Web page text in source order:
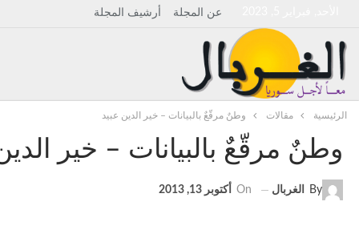
عن المجلة أرشيف المجلة
الرئيسية مقالات وطنٌ مرقّعٌ بالبيانات – خير الدين عبيد
وطنٌ مرقّعٌ بالبيانات – خير
By الغربال On أكتوبر 13, 2013